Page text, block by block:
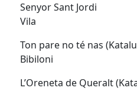
Senyor
Vila
Ton pare no té
Bibiloni
L’Oreneta de